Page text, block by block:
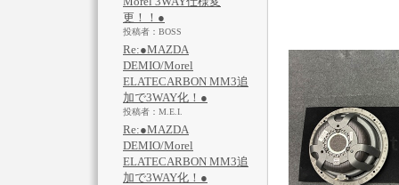
更！！●
投稿者：BOSS
Re:●MAZDA
DEMIO/Morel
ELATECARBON MM3追
加で3WAY化！●
投稿者：M.E.I.
Re:●MAZDA
DEMIO/Morel
ELATECARBON MM3追
加で3WAY化！●